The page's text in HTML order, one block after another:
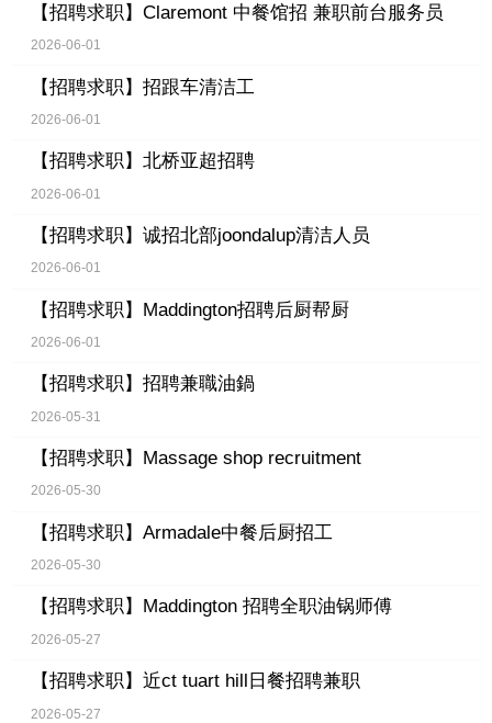
【招聘求职】 Claremont 中餐馆招 兼职前台服务员
2026-06-01
【招聘求职】 招跟车清洁工
2026-06-01
【招聘求职】 北桥亚超招聘
2026-06-01
【招聘求职】 诚招北部joondalup清洁人员
2026-06-01
【招聘求职】 Maddington招聘后厨帮厨
2026-06-01
【招聘求职】 招聘兼職油鍋
2026-05-31
【招聘求职】 Massage shop recruitment
2026-05-30
【招聘求职】 Armadale中餐后厨招工
2026-05-30
【招聘求职】 Maddington 招聘全职油锅师傅
2026-05-27
【招聘求职】 近ct tuart hill日餐招聘兼职
2026-05-27